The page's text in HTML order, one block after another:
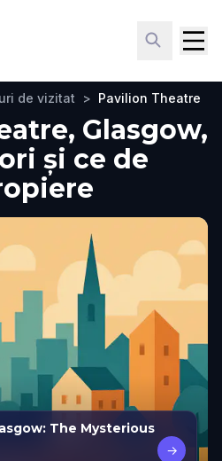
de vizitat > Pavilion Theatre
Glasgow,
și ce de
The Mysterious
→